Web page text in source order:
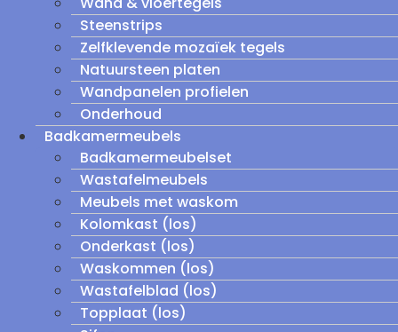
Steenstrips
Zelfklevende mozaïek tegels
Natuursteen platen
Wandpanelen profielen
Onderhoud
Badkamermeubels
Badkamermeubelset
Wastafelmeubels
Meubels met waskom
Kolomkast (los)
Onderkast (los)
Waskommen (los)
Wastafelblad (los)
Topplaat (los)